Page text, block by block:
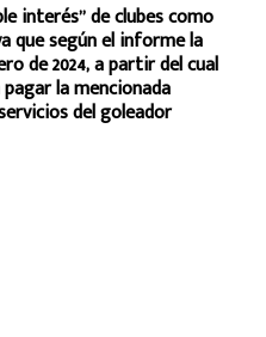
interés” de clubes como
que según el informe la
de 2024, a partir del cual
la mencionada
del goleador